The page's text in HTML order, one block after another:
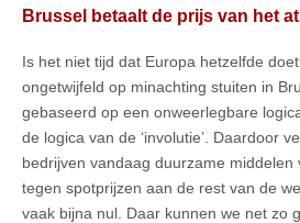
Brussel betaalt de prijs van het
Is het niet tijd dat Europa hetzelfde
ongetwijfeld op minachting stuiten in
gebaseerd op een onweerlegbare
de logica van de ‘involutie’. Daardoor
bedrijven vandaag duurzame middelen
tegen spotprijzen aan de rest van de
vaak bijna nul. Daar kunnen we net zo